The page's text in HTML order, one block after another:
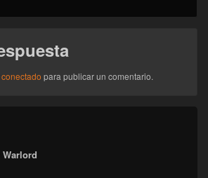
conectado para publicar un comentario.